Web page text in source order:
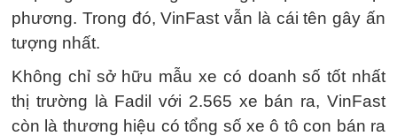
phương. Trong đó, VinFast vẫn là cái tên gây ấn
tượng nhất.
Không chỉ sở hữu mẫu xe có doanh số tốt nhất
thị trường là Fadil với 2.565 xe bán ra, VinFast
còn là thương hiệu có tổng số xe ô tô con bán ra